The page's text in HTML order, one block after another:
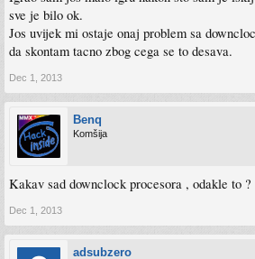
na downclock, pa ti GPU obara npr gpu core clock
sve je bilo ok.
Jos uvijek mi ostaje onaj problem sa
da skontam tacno zbog cega se to desava.
Dec 1, 2013
Benq
Komšija
Kakav sad downclock procesora , odakle to ?
Dec 1, 2013
adsubzero